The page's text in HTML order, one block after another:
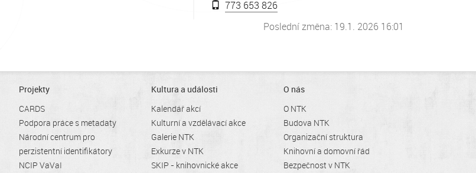
773 653 826
Poslední změna: 19.1. 2026 16:01
Projekty
CARDS
Podpora práce s metadaty
Národní centrum pro
perzistentní identifikátory
NCIP VaVaI
Kultura a události
Kalendář akcí
Kulturní a vzdělávací akce
Galerie NTK
Exkurze v NTK
SKIP - knihovnické akce
O nás
O NTK
Budova NTK
Organizační struktura
Knihovní a domovní řád
Bezpečnost v NTK